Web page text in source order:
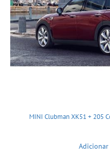
MINI Clubman XK51 + 205
Adicionar